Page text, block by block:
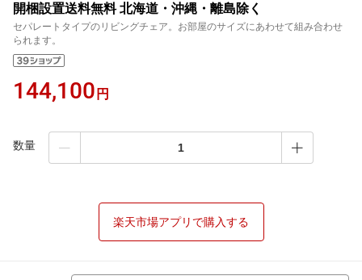
開梱設置送料無料 北海道・沖縄・離島除く
セパレートタイプのリビングチェア。お部屋のサイズにあわせて組み合わせ
られます。
144,100 円
数量
楽天市場アプリで購入する